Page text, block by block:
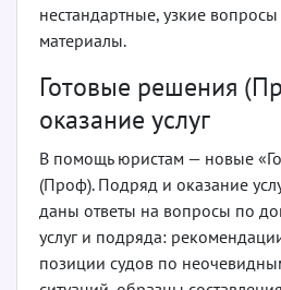
нестандартные, узкие
материалы.
Готовые решения
оказание услуг
В помощь юристам — новые
(Проф). Подряд и оказание
даны ответы на вопросы по
услуг и подряда:
позиции судов по